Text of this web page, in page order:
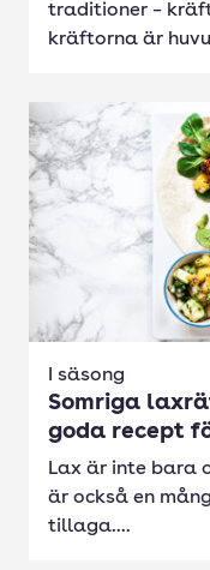
traditioner –
kräftorna är
I säsong
Somriga
goda recept
Lax är inte bara
är också en
tillaga....